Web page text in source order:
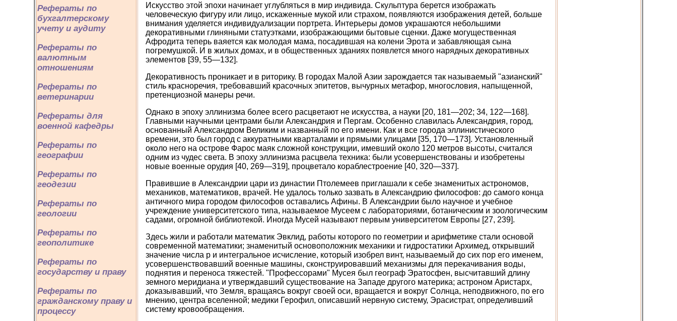
Рефераты по
бухгалтерскому
учету и аудиту
Рефераты по
валютным
отношениям
Рефераты по
ветеринарии
Рефераты для
военной кафедры
Рефераты по
географии
Рефераты по
геодезии
Рефераты по
геологии
Рефераты по
геополитике
Рефераты по
государству и праву
Рефераты по
гражданскому праву и
процессу
Искусство этой эпохи начинает углубляться в мир индивида. Скульптура берется изображать
человеческую фигуру или лицо, искаженные мукой или страхом, появляются изображения детей, больше
внимания уделяется индивидуализации портрета. Интерьеры домов украшаются небольшими
декоративными глиняными статуэтками, изображающими бытовые сценки. Даже могущественная
Афродита теперь ваяется как молодая мама, посадившая на колени Эрота и забавляющая сына
погремушкой. И в жилых домах, и в общественных зданиях появлется много нарядных декоративных
элементов [39, 55—132].
Декоративность проникает и в риторику. В городах Малой Азии зарождается так называемый "азианский"
стиль красноречия, требовавший красочных эпитетов, вычурных метафор, многословия, напыщенной,
претенциозной манеры речи.
Однако в эпоху эллинизма более всего расцветают не искусства, а науки [20, 181—202; 34, 122—168].
Главными научными центрами были Александрия и Пергам. Особенно славилась Александрия, город,
основанный Александром Великим и названный по его имени. Как и все города эллинистического
времени, это был город с аккуратными кварталами и прямыми улицами [35, 170—173]. Установленный
около него на острове Фарос маяк сложной конструкции, имевший около 120 метров высоты, считался
одним из чудес света. В эпоху эллинизма расцвела техника: были усовершенствованы и изобретены
новые военные орудия [40, 269—319], процветало кораблестроение [40, 320—337].
Правившие в Александрии цари из династии Птолемеев приглашали к себе знаменитых астрономов,
механиков, математиков, врачей. Не удалось только зазвать в Александрию философов: до самого конца
античного мира городом философов оставались Афины. В Александрии было научное и учебное
учреждение университетского типа, называемое Мусеем с лабораториями, ботаническим и зоологическим
садами, огромной библиотекой. Иногда Мусей называют первым университетом Европы [27, 239].
Здесь жили и работали математик Эвклид, работы которого по геометрии и арифметике стали основой
современной математики; знаменитый основоположник механики и гидростатики Архимед, открывший
значение числа p и интегральное исчисление, который изобрел винт, называемый до сих пор его именем,
усовершенствовавший военные машины, сконструировавший механизмы для перекачивания воды,
поднятия и переноса тяжестей. "Профессорами" Мусея был географ Эратосфен, высчитавший длину
земного меридиана и утверждавший существование на Западе другого материка; астроном Аристарх,
доказывавший, что Земля, вращаясь вокруг своей оси, вращается и вокруг Солнца, неподвижного, по его
мнению, центра вселенной; медики Герофил, описавший нервную систему, Эрасистрат, определивший
систему кровообращения.